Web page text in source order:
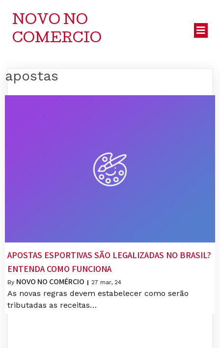
NOVO NO
COMERCIO
apostas
APOSTAS ESPORTIVAS SÃO LEGALIZADAS NO BRASIL?
ENTENDA COMO FUNCIONA
By NOVO NO COMÉRCIO | 27 mar, 24
As novas regras devem estabelecer como serão
tributadas as receitas…